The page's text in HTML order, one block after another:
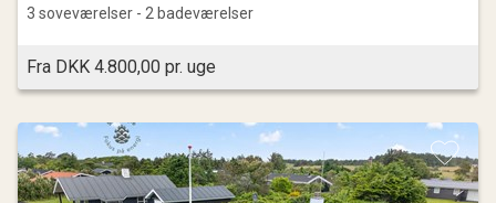
3 soveværelser - 2 badeværelser
Fra DKK 4.800,00 pr. uge